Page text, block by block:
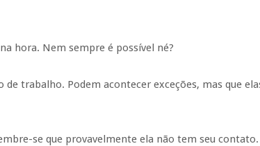
hora. Nem sempre é possível né?
trabalho. Podem acontecer exceções, mas que
se que provavelmente ela não tem seu contato.